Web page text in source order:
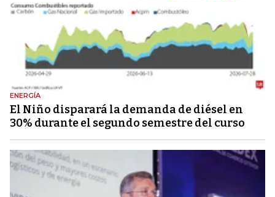
ENERGÍA
El Niño disparará la demanda de diésel en
30% durante el segundo semestre del curso